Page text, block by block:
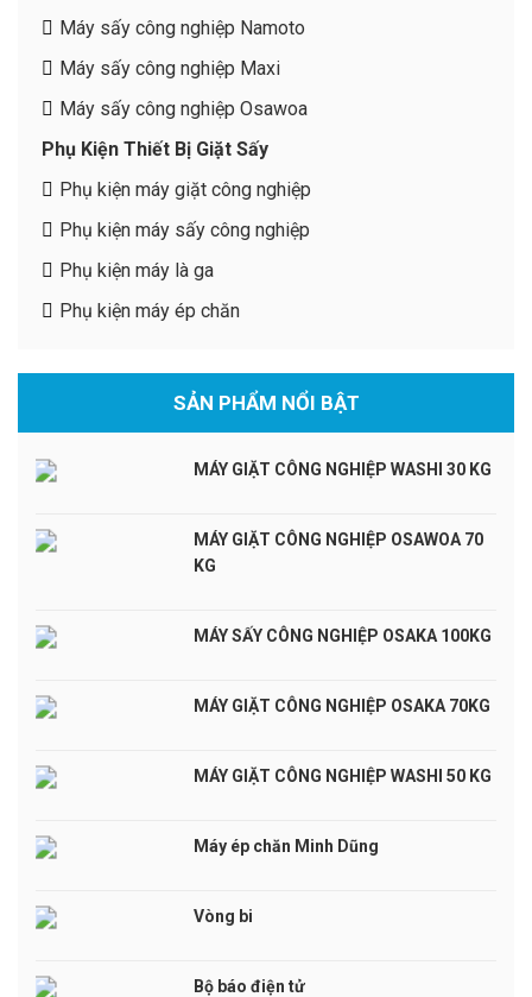
Máy sấy công nghiệp Namoto
Máy sấy công nghiệp Maxi
Máy sấy công nghiệp Osawoa
Phụ Kiện Thiết Bị Giặt Sấy
Phụ kiện máy giặt công nghiệp
Phụ kiện máy sấy công nghiệp
Phụ kiện máy là ga
Phụ kiện máy ép chăn
SẢN PHẨM NỔI BẬT
MÁY GIẶT CÔNG NGHIỆP WASHI 30 KG
MÁY GIẶT CÔNG NGHIỆP OSAWOA 70
KG
MÁY SẤY CÔNG NGHIỆP OSAKA 100KG
MÁY GIẶT CÔNG NGHIỆP OSAKA 70KG
MÁY GIẶT CÔNG NGHIỆP WASHI 50 KG
Máy ép chăn Minh Dũng
Vòng bi
Bộ báo điện tử